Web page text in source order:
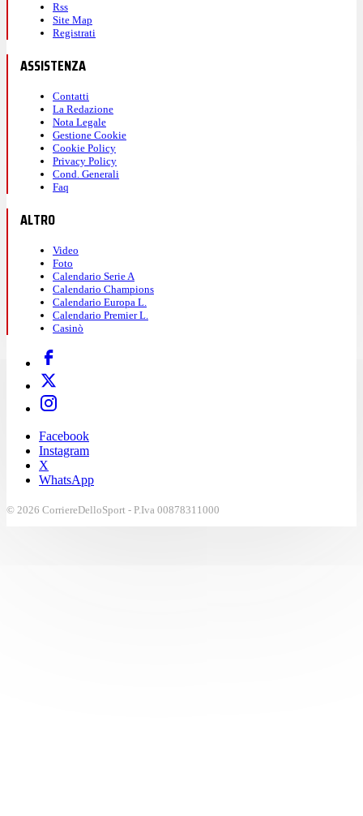
Rss
Site Map
Registrati
ASSISTENZA
Contatti
La Redazione
Nota Legale
Gestione Cookie
Cookie Policy
Privacy Policy
Cond. Generali
Faq
ALTRO
Video
Foto
Calendario Serie A
Calendario Champions
Calendario Europa L.
Calendario Premier L.
Casinò
Facebook
Instagram
X
WhatsApp
© 2026 CorriereDelloSport - P.Iva 00878311000